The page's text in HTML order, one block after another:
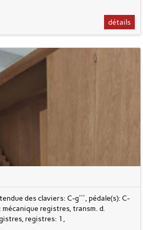
détails
des claviers: C-g''', pédale(s): C-
registres, transm. d.
registres: 1,